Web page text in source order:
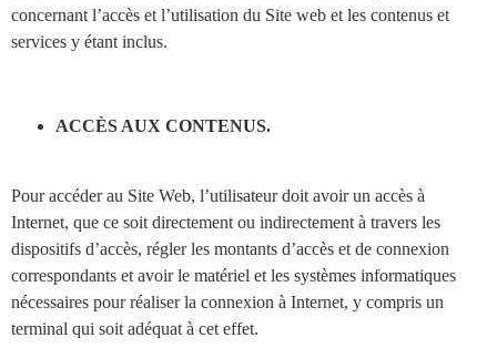
concernant l’accès et l’utilisation du Site web et les contenus et
services y étant inclus.
ACCÈS AUX CONTENUS.
Pour accéder au Site Web, l’utilisateur doit avoir un accès à
Internet, que ce soit directement ou indirectement à travers les
dispositifs d’accès, régler les montants d’accès et de connexion
correspondants et avoir le matériel et les systèmes informatiques
nécessaires pour réaliser la connexion à Internet, y compris un
terminal qui soit adéquat à cet effet.